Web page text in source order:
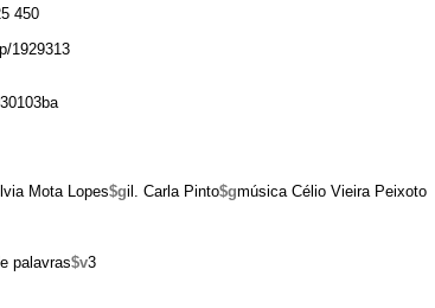
450
1929313
Mota Lopes$gil. Carla Pinto$gmúsica Célio Vieira Peixoto
palavras$v3